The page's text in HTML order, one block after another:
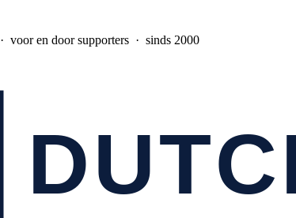
· voor en door supporters · sinds 2000